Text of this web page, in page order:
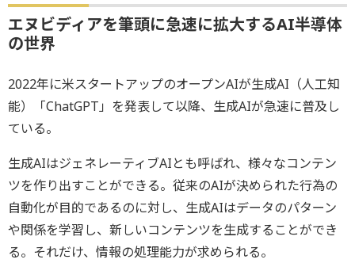
エヌビディアを筆頭に急速に拡大するAI半導体
の世界
2022年に米スタートアップのオープンAIが生成AI（人工知
能）「ChatGPT」を発表して以降、生成AIが急速に普及し
ている。
生成AIはジェネレーティブAIとも呼ばれ、様々なコンテン
ツを作り出すことができる。従来のAIが決められた行為の
自動化が目的であるのに対し、生成AIはデータのパターン
や関係を学習し、新しいコンテンツを生成することができ
る。それだけ、情報の処理能力が求められる。